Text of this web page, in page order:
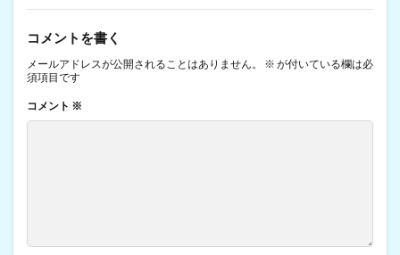
コメントを書く
メールアドレスが公開されることはありません。 ※ が付いている欄は必
須項目です
コメント ※